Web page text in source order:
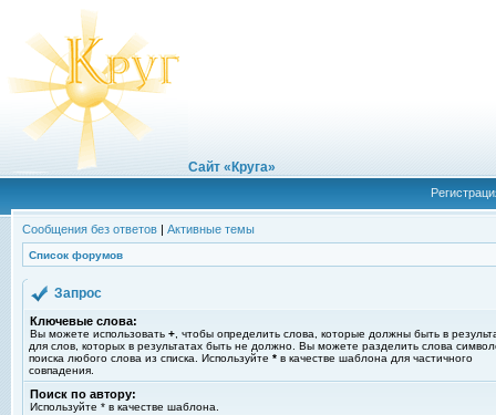
Сайт «Круга»
Сообщения без ответов | Активные темы
Список форумов
Запрос
Ключевые слова:
Вы можете использовать + , чтобы определить слова, которые должны быть в
для слов, которых в результатах быть не должно. Вы можете разделить слова
поиска любого слова из списка. Используйте * в качестве шаблона для частичного
совпадения.
Поиск по автору:
Используйте * в качестве шаблона.